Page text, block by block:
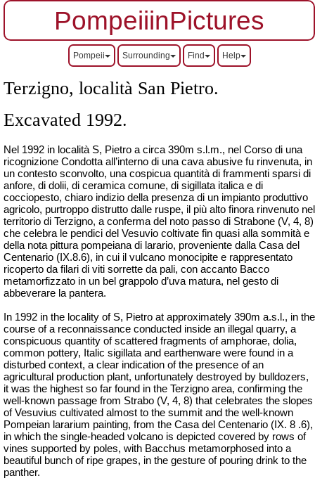
PompeiiinPictures
Pompeii Surrounding Find Help
Terzigno, località San Pietro.
Excavated 1992.
Nel 1992 in località S, Pietro a circa 390m s.l.m., nel Corso di una
ricognizione Condotta all’interno di una cava abusive fu rinvenuta, in
un contesto sconvolto, una cospicua quantità di frammenti sparsi di
anfore, di dolii, di ceramica comune, di sigillata italica e di
cocciopesto, chiaro indizio della presenza di un impianto produttivo
agricolo, purtroppo distrutto dalle ruspe, il più alto finora rinvenuto nel
territorio di Terzigno, a conferma del noto passo di Strabone (V, 4, 8)
che celebra le pendici del Vesuvio coltivate fin quasi alla sommità e
della nota pittura pompeiana di larario, proveniente dalla Casa del
Centenario (IX.8.6), in cui il vulcano monocipite e rappresentato
ricoperto da filari di viti sorrette da pali, con accanto Bacco
metamorfizzato in un bel grappolo d’uva matura, nel gesto di
abbeverare la pantera.
In 1992 in the locality of S, Pietro at approximately 390m a.s.l ., in the
course of a reconnaissance conducted inside an illegal quarry, a
conspicuous quantity of scattered fragments of amphorae, dolia,
common pottery, Italic sigillata and earthenware were found in a
disturbed context, a clear indication of the presence of an
agricultural production plant, unfortunately destroyed by bulldozers,
it was the highest so far found in the Terzigno area, confirming the
well-known passage from Strabo (V, 4, 8) that celebrates the slopes
of Vesuvius cultivated almost to the summit and the well-known
Pompeian lararium painting, from the Casa del Centenario (IX. 8 .6),
in which the single-headed volcano is depicted covered by rows of
vines supported by poles, with Bacchus metamorphosed into a
beautiful bunch of ripe grapes, in the gesture of pouring drink to the
panther.